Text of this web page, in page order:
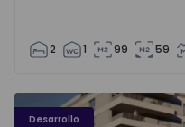
2 1 99 59
Desarrollo
PLENO JARDIM - 3